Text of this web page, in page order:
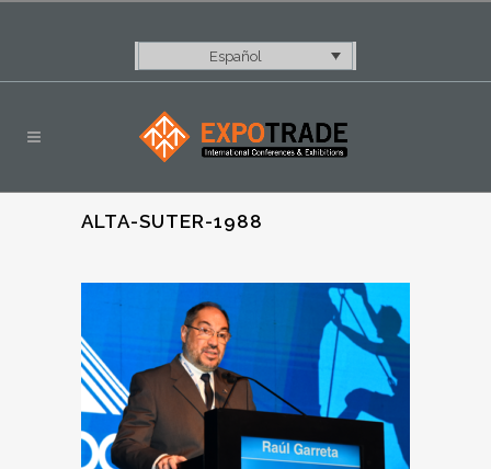
Español
ALTA-SUTER-1988